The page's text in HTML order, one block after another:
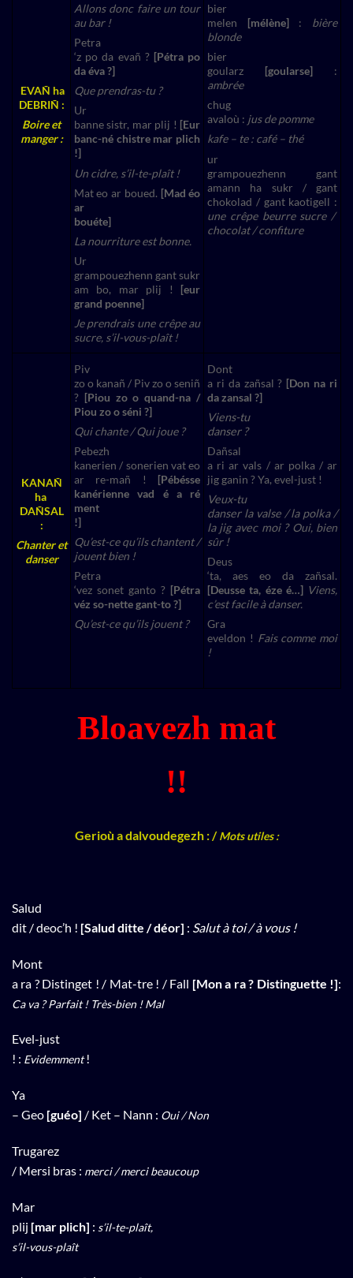
EVAÑ ha
DEBRIÑ :
Boire et
manger :
Allons donc faire un tour
au bar !
Petra
‘z po da evañ ? [Pétra po
da éva ?]
Que prendras-tu ?
Ur
banne sistr, mar plij ! [Eur
banc-né chistre mar plich
!]
Un cidre, s’il-te-plaît !
Mat eo ar boued. [Mad éo
ar
bouéte]
La nourriture est bonne.
Ur
grampouezhenn gant sukr
am bo, mar plij ! [eur
grand poenne]
Je prendrais une crêpe au
sucre, s’il-vous-plaît !
bier
melen [mélène]: bière
blonde
bier
goularz [goularse] :
ambrée
chug
avaloù : jus de pomme
kafe – te : café – thé
ur
grampouezhenn gant
amann ha sukr / gant
chokolad / gant kaotigell :
une crêpe beurre sucre /
chocolat / confiture
KANAÑ
ha
DAÑSAL
:
Chanter et
danser
Piv
zo o kanañ / Piv zo o seniñ
? [Piou zo o quand-na /
Piou zo o séni ?]
Qui chante / Qui joue ?
Pebezh
kanerien / sonerien vat eo
ar re-mañ ! [Pébésse
kanérienne vad é a ré
ment
!]
Qu’est-ce qu’ils chantent /
jouent bien !
Petra
‘vez sonet ganto ? [Pétra
véz so-nette gant-to ?]
Qu’est-ce qu’ils jouent ?
Dont
a ri da zañsal ? [Don na ri
da zansal ?]
Viens-tu
danser ?
Dañsal
a ri ar vals / ar polka / ar
jig ganin ? Ya, evel-just !
Veux-tu
danser la valse / la polka /
la jig avec moi ? Oui, bien
sûr !
Deus
‘ta, aes eo da zañsal.
[Deusse ta, éze é…] Viens,
c’est facile à danser.
Gra
eveldon ! Fais comme moi
!
Bloavezh mat
!!
Gerioù a dalvoudegezh : /Mots utiles :
Salud
dit / deoc’h ! [Salud ditte / déor] : Salut à toi / à vous !
Mont
a ra ? Distinget ! / Mat-tre ! / Fall [Mon a ra ? Distinguette !]:
Ca va ? Parfait ! Très-bien ! Mal
Evel-just
! : Evidemment!
Ya
– Geo [guéo] / Ket – Nann : Oui / Non
Trugarez
/ Mersi bras : merci / merci beaucoup
Mar
plij [mar plich] : s’il-te-plaît,
s’il-vous-plaît